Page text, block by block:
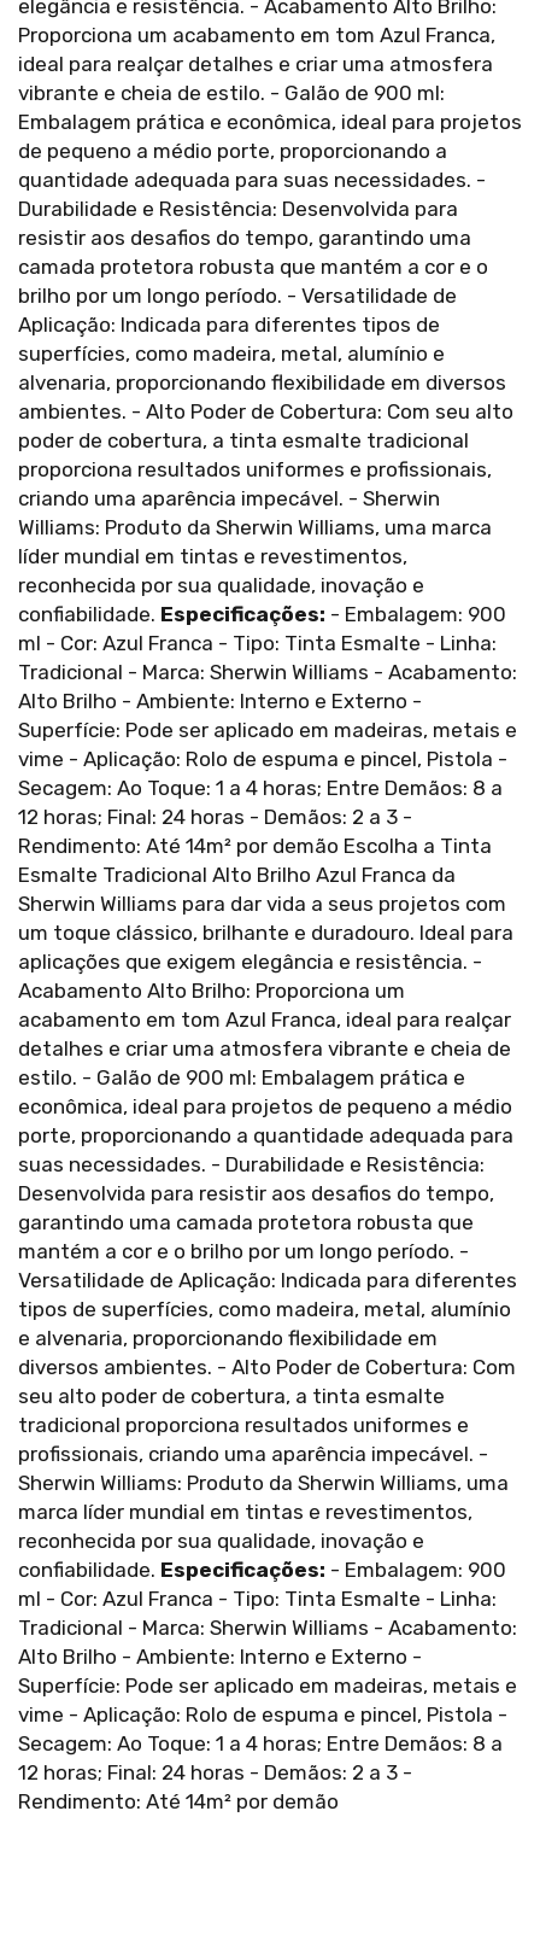
elegância e resistência. - Acabamento Alto Brilho:
Proporciona um acabamento em tom Azul Franca,
ideal para realçar detalhes e criar uma atmosfera
vibrante e cheia de estilo. - Galão de 900 ml:
Embalagem prática e econômica, ideal para projetos
de pequeno a médio porte, proporcionando a
quantidade adequada para suas necessidades. -
Durabilidade e Resistência: Desenvolvida para
resistir aos desafios do tempo, garantindo uma
camada protetora robusta que mantém a cor e o
brilho por um longo período. - Versatilidade de
Aplicação: Indicada para diferentes tipos de
superfícies, como madeira, metal, alumínio e
alvenaria, proporcionando flexibilidade em diversos
ambientes. - Alto Poder de Cobertura: Com seu alto
poder de cobertura, a tinta esmalte tradicional
proporciona resultados uniformes e profissionais,
criando uma aparência impecável. - Sherwin
Williams: Produto da Sherwin Williams, uma marca
líder mundial em tintas e revestimentos,
reconhecida por sua qualidade, inovação e
confiabilidade. Especificações: - Embalagem: 900
ml - Cor: Azul Franca - Tipo: Tinta Esmalte - Linha:
Tradicional - Marca: Sherwin Williams - Acabamento:
Alto Brilho - Ambiente: Interno e Externo -
Superfície: Pode ser aplicado em madeiras, metais e
vime - Aplicação: Rolo de espuma e pincel, Pistola -
Secagem: Ao Toque: 1 a 4 horas; Entre Demãos: 8 a
12 horas; Final: 24 horas - Demãos: 2 a 3 -
Rendimento: Até 14m² por demão Escolha a Tinta
Esmalte Tradicional Alto Brilho Azul Franca da
Sherwin Williams para dar vida a seus projetos com
um toque clássico, brilhante e duradouro. Ideal para
aplicações que exigem elegância e resistência. -
Acabamento Alto Brilho: Proporciona um
acabamento em tom Azul Franca, ideal para realçar
detalhes e criar uma atmosfera vibrante e cheia de
estilo. - Galão de 900 ml: Embalagem prática e
econômica, ideal para projetos de pequeno a médio
porte, proporcionando a quantidade adequada para
suas necessidades. - Durabilidade e Resistência:
Desenvolvida para resistir aos desafios do tempo,
garantindo uma camada protetora robusta que
mantém a cor e o brilho por um longo período. -
Versatilidade de Aplicação: Indicada para diferentes
tipos de superfícies, como madeira, metal, alumínio
e alvenaria, proporcionando flexibilidade em
diversos ambientes. - Alto Poder de Cobertura: Com
seu alto poder de cobertura, a tinta esmalte
tradicional proporciona resultados uniformes e
profissionais, criando uma aparência impecável. -
Sherwin Williams: Produto da Sherwin Williams, uma
marca líder mundial em tintas e revestimentos,
reconhecida por sua qualidade, inovação e
confiabilidade. Especificações: - Embalagem: 900
ml - Cor: Azul Franca - Tipo: Tinta Esmalte - Linha:
Tradicional - Marca: Sherwin Williams - Acabamento:
Alto Brilho - Ambiente: Interno e Externo -
Superfície: Pode ser aplicado em madeiras, metais e
vime - Aplicação: Rolo de espuma e pincel, Pistola -
Secagem: Ao Toque: 1 a 4 horas; Entre Demãos: 8 a
12 horas; Final: 24 horas - Demãos: 2 a 3 -
Rendimento: Até 14m² por demão